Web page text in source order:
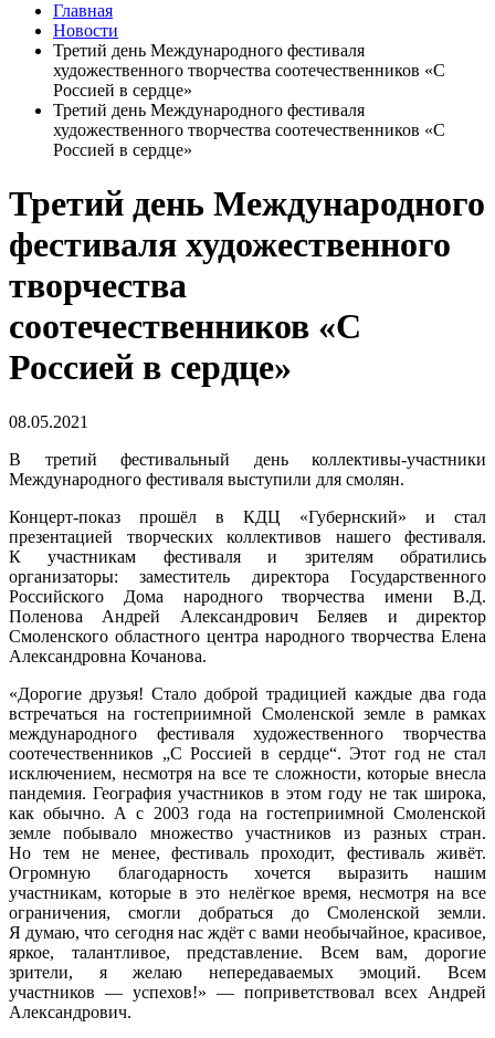
Главная
Новости
Третий день Международного фестиваля
художественного творчества соотечественников «С
Россией в сердце»
Третий день Международного фестиваля
художественного творчества соотечественников «С
Россией в сердце»
Третий день Международного
фестиваля художественного
творчества
соотечественников «С
Россией в сердце»
08.05.2021
В третий фестивальный день коллективы-участники
Международного фестиваля выступили для смолян.
Концерт-показ прошёл в КДЦ «Губернский» и стал
презентацией творческих коллективов нашего фестиваля.
К участникам фестиваля и зрителям обратились
организаторы: заместитель директора Государственного
Российского Дома народного творчества имени В.Д.
Поленова Андрей Александрович Беляев и директор
Смоленского областного центра народного творчества Елена
Александровна Кочанова.
«Дорогие друзья! Стало доброй традицией каждые два года
встречаться на гостеприимной Смоленской земле в рамках
международного фестиваля художественного творчества
соотечественников „С Россией в сердце“. Этот год не стал
исключением, несмотря на все те сложности, которые внесла
пандемия. География участников в этом году не так широка,
как обычно. А с 2003 года на гостеприимной Смоленской
земле побывало множество участников из разных стран.
Но тем не менее, фестиваль проходит, фестиваль живёт.
Огромную благодарность хочется выразить нашим
участникам, которые в это нелёгкое время, несмотря на все
ограничения, смогли добраться до Смоленской земли.
Я думаю, что сегодня нас ждёт с вами необычайное, красивое,
яркое, талантливое, представление. Всем вам, дорогие
зрители, я желаю непередаваемых эмоций. Всем
участников — успехов!» — поприветствовал всех Андрей
Александрович.